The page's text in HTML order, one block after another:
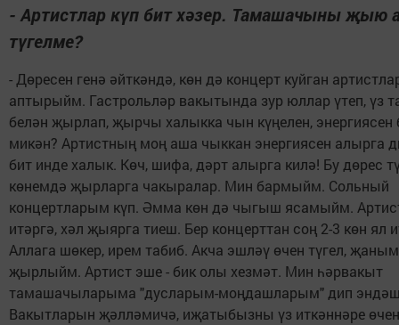
- Артистлар күп бит хәзер. Тамашачыны җыю
түгелме?
- Дөресен генә әйткәндә, көн дә концерт куйган
аптырыйм. Гастрольләр вакытында зур юллар үтеп, үз
белән җырлап, җырчы халыкка чын күңелен, энергиясен
микән? Артистның моң аша чыккан энергиясен алырга
бит инде халык. Көч, шифа, дәрт алырга килә! Бу дөрес
көнемдә җырларга чакыралар. Мин бармыйм. Сольный
концертларым күп. Әмма көн дә чыгыш ясамыйм.
итәргә, хәл җыярга тиеш. Бер концерттан соң 2-3 көн ял
Аллага шөкер, ирем табиб. Акча эшләү өчен түгел,
җырлыйм. Артист эше - бик олы хезмәт. Мин һәрвакыт
тамашачыларыма "дусларым-моңдашларым" дип
Вакытларын җәлләмичә, иҗатыбызны үз иткәннәре